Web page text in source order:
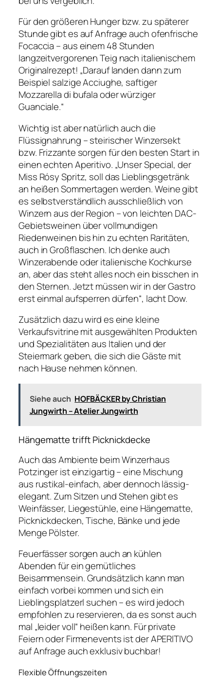
Für den größeren Hunger bzw. zu späterer
Stunde gibt es auf Anfrage auch ofenfrische
Focaccia – aus einem 48 Stunden
langzeitvergorenen Teig nach italienischem
Originalrezept! „Darauf landen dann zum
Beispiel salzige Acciughe, saftiger
Mozzarella di bufala oder würziger
Guanciale.“
Wichtig ist aber natürlich auch die
Flüssignahrung – steirischer Winzersekt
bzw. Frizzante sorgen für den besten Start in
einen echten Aperitivo. „Unser Special, der
Miss Rósy Spritz, soll das Lieblingsgetränk
an heißen Sommertagen werden. Weine gibt
es selbstverständlich ausschließlich von
Winzern aus der Region – von leichten DAC-
Gebietsweinen über vollmundigen
Riedenweinen bis hin zu echten Raritäten,
auch in Großflaschen. Ich denke auch
Winzerabende oder italienische Kochkurse
an, aber das steht alles noch ein bisschen in
den Sternen. Jetzt müssen wir in der Gastro
erst einmal aufsperren dürfen“, lacht Dow.
Zusätzlich dazu wird es eine kleine
Verkaufsvitrine mit ausgewählten Produkten
und Spezialitäten aus Italien und der
Steiermark geben, die sich die Gäste mit
nach Hause nehmen können.
Siehe auch HOFBÄCKER by Christian
Jungwirth – Atelier Jungwirth
Hängematte trifft Picknickdecke
Auch das Ambiente beim Winzerhaus
Potzinger ist einzigartig – eine Mischung
aus rustikal-einfach, aber dennoch lässig-
elegant. Zum Sitzen und Stehen gibt es
Weinfässer, Liegestühle, eine Hängematte,
Picknickdecken, Tische, Bänke und jede
Menge Pölster.
Feuerfässer sorgen auch an kühlen
Abenden für ein gemütliches
Beisammensein. Grundsätzlich kann man
einfach vorbei kommen und sich ein
Lieblingsplatzerl suchen – es wird jedoch
empfohlen zu reservieren, da es sonst auch
mal „leider voll“ heißen kann. Für private
Feiern oder Firmenevents ist der APERITIVO
auf Anfrage auch exklusiv buchbar!
Flexible Öffnungszeiten